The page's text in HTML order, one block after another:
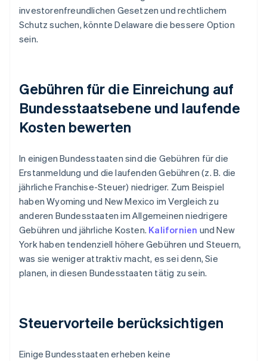
investorenfreundlichen Gesetzen und rechtlichem
Schutz suchen, könnte Delaware die bessere Option
sein.
Gebühren für die Einreichung auf
Bundesstaatsebene und laufende
Kosten bewerten
In einigen Bundesstaaten sind die Gebühren für die
Erstanmeldung und die laufenden Gebühren (z. B. die
jährliche Franchise-Steuer) niedriger. Zum Beispiel
haben Wyoming und New Mexico im Vergleich zu
anderen Bundesstaaten im Allgemeinen niedrigere
Gebühren und jährliche Kosten. Kalifornien und New
York haben tendenziell höhere Gebühren und Steuern,
was sie weniger attraktiv macht, es sei denn, Sie
planen, in diesen Bundesstaaten tätig zu sein.
Steuervorteile berücksichtigen
Einige Bundesstaaten erheben keine